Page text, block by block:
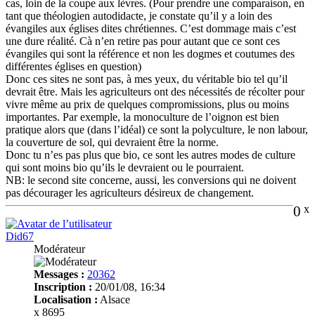
cas, loin de la coupe aux lèvres. (Pour prendre une comparaison, en
tant que théologien autodidacte, je constate qu’il y a loin des
évangiles aux églises dites chrétiennes. C’est dommage mais c’est
une dure réalité. Cà n’en retire pas pour autant que ce sont ces
évangiles qui sont la référence et non les dogmes et coutumes des
différentes églises en question)
Donc ces sites ne sont pas, à mes yeux, du véritable bio tel qu’il
devrait être. Mais les agriculteurs ont des nécessités de récolter pour
vivre même au prix de quelques compromissions, plus ou moins
importantes. Par exemple, la monoculture de l’oignon est bien
pratique alors que (dans l’idéal) ce sont la polyculture, le non labour,
la couverture de sol, qui devraient être la norme.
Donc tu n’es pas plus que bio, ce sont les autres modes de culture
qui sont moins bio qu’ils le devraient ou le pourraient.
NB: le second site concerne, aussi, les conversions qui ne doivent
pas décourager les agriculteurs désireux de changement.
0 x
Did67
Modérateur
Messages : 20362
Inscription : 20/01/08, 16:34
Localisation : Alsace
x 8695